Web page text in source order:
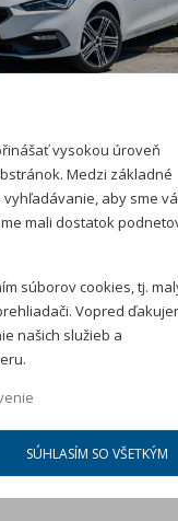
243 €
€ pri značkovom
vysokou úroveň
Medzi základné
aby sme
mali dostatok
súborov cookies, tj.
Vopred
našich služieb a
SÚHLASÍM SO VŠETKÝM